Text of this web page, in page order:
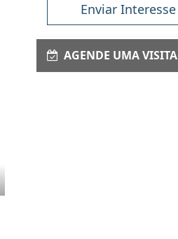
Enviar Interesse
AGENDE UMA VISITA